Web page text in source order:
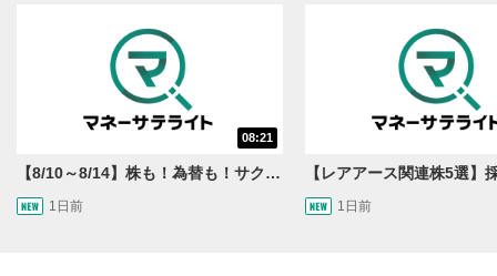
08:21
【8/10～8/14】株も！為替も！サクッと！来週のマーケット見通し＜Next View＞
1日前 1日前